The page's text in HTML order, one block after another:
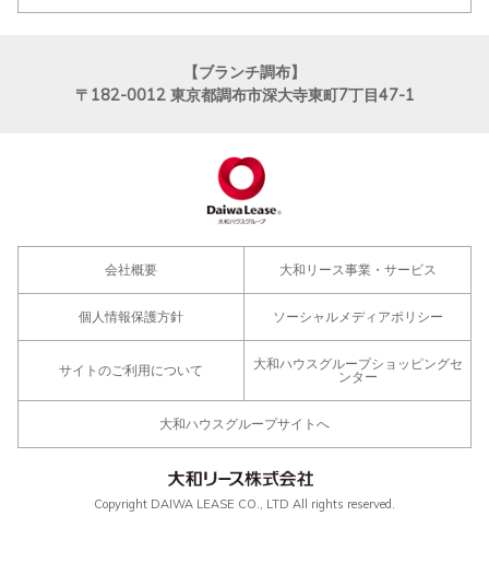
【ブランチ調布】
〒182-0012 東京都調布市深大寺東町7丁目47-1
会社概要 大和リース事業・サービス
個人情報保護方針 ソーシャルメディアポリシー
サイトのご利用について
大和ハウスグループショッピングセ
ンター
大和ハウスグループサイトへ
Copyright DAIWA LEASE CO., LTD All rights reserved.